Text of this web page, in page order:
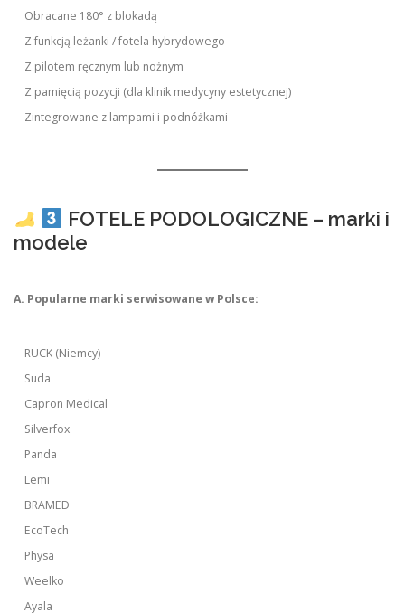
Obracane 180° z blokadą
Z funkcją leżanki / fotela hybrydowego
Z pilotem ręcznym lub nożnym
Z pamięcią pozycji (dla klinik medycyny estetycznej)
Zintegrowane z lampami i podnóżkami
FOTELE PODOLOGICZNE – marki i
modele
A. Popularne marki serwisowane w Polsce:
RUCK (Niemcy)
Suda
Capron Medical
Silverfox
Panda
Lemi
BRAMED
EcoTech
Physa
Weelko
Ayala